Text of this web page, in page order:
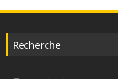
Recherche